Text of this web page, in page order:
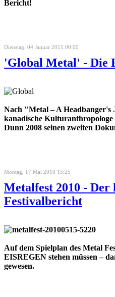
Bericht!
Dienstag, 04 Januar 2011 00:00
'Global Metal' - Die
Nach "Metal – A
kanadische
Dunn 2008 seinen zweiten
Montag, 17 Mai 2010 15:25
Metalfest 2010 - Der
Festivalbericht
Auf dem Spielplan des Metal
EISREGEN stehen müssen –
gewesen.